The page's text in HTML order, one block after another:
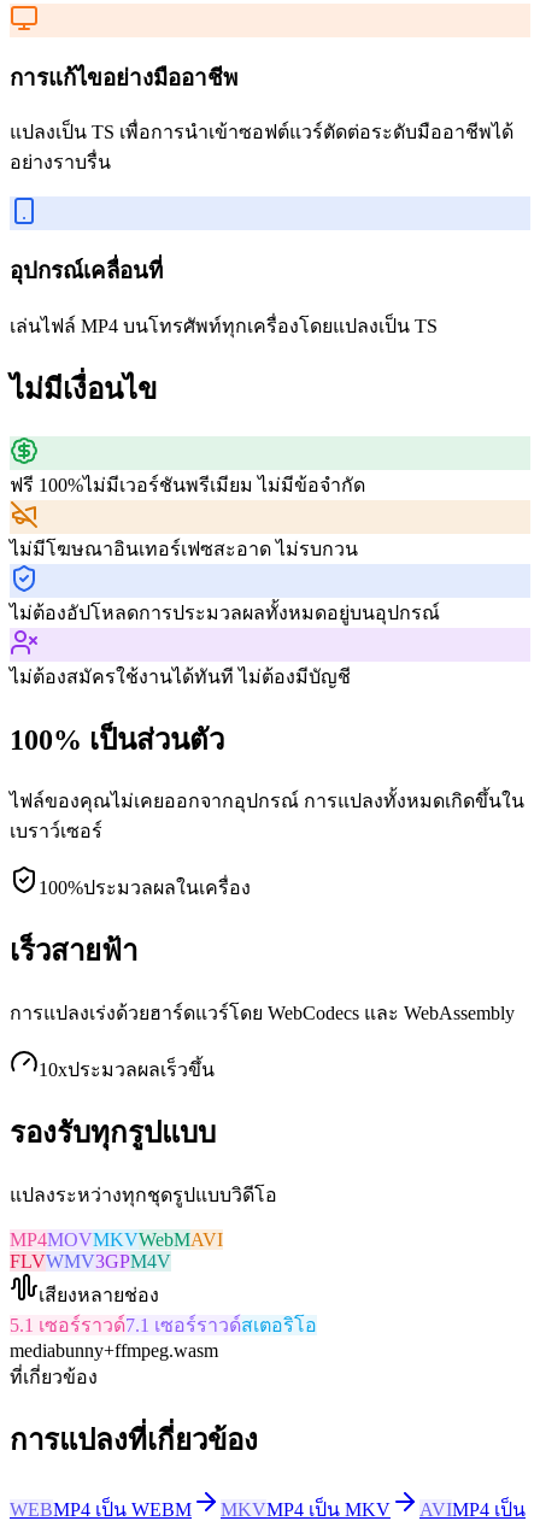
การแก้ไขอย่างมืออาชีพ
แปลงเป็น TS เพื่อการนำเข้าซอฟต์แวร์ตัดต่อระดับมืออาชีพได้
อย่างราบรื่น
อุปกรณ์เคลื่อนที่
เล่นไฟล์ MP4 บนโทรศัพท์ทุกเครื่องโดยแปลงเป็น TS
ไม่มีเงื่อนไข
ฟรี 100%ไม่มีเวอร์ชันพรีเมียม ไม่มีข้อจำกัด
ไม่มีโฆษณาอินเทอร์เฟซสะอาด ไม่รบกวน
ไม่ต้องอัปโหลดการประมวลผลทั้งหมดอยู่บนอุปกรณ์
ไม่ต้องสมัครใช้งานได้ทันที ไม่ต้องมีบัญชี
100% เป็นส่วนตัว
ไฟล์ของคุณไม่เคยออกจากอุปกรณ์ การแปลงทั้งหมดเกิดขึ้นใน
เบราว์เซอร์
100%ประมวลผลในเครื่อง
เร็วสายฟ้า
การแปลงเร่งด้วยฮาร์ดแวร์โดย WebCodecs และ WebAssembly
10xประมวลผลเร็วขึ้น
รองรับทุกรูปแบบ
แปลงระหว่างทุกชุดรูปแบบวิดีโอ
MP4MOVMKVWebMAVI
FLVWMV3GPM4V
เสียงหลายช่อง
5.1 เซอร์ราวด์7.1 เซอร์ราวด์สเตอริโอ
mediabunny+ffmpeg.wasm
ที่เกี่ยวข้อง
การแปลงที่เกี่ยวข้อง
WEBMP4 เป็น WEBM MKVMP4 เป็น MKV AVIMP4 เป็น